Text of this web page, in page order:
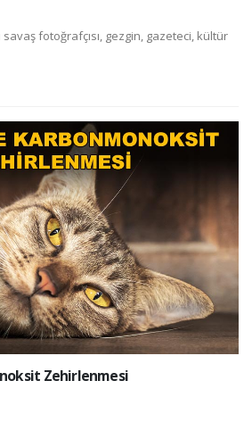
fotoğrafçısı, gezgin, gazeteci, kültür
Zehirlenmesi